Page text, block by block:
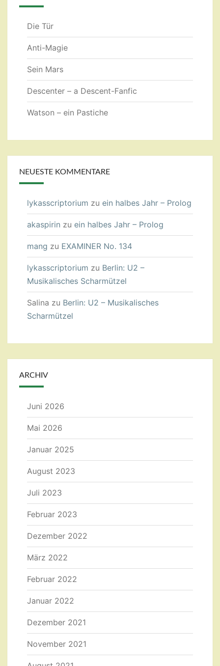
Die Tür
Anti-Magie
Sein Mars
Descenter – a Descent-Fanfic
Watson – ein Pastiche
NEUESTE KOMMENTARE
lykasscriptorium zu ein halbes Jahr – Prolog
akaspirin zu ein halbes Jahr – Prolog
mang zu EXAMINER No. 134
lykasscriptorium zu Berlin: U2 –
Musikalisches Scharmützel
Salina zu Berlin: U2 – Musikalisches
Scharmützel
ARCHIV
Juni 2026
Mai 2026
Januar 2025
August 2023
Juli 2023
Februar 2023
Dezember 2022
März 2022
Februar 2022
Januar 2022
Dezember 2021
November 2021